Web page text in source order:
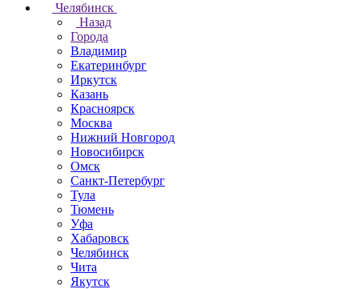
Челябинск
Назад
Города
Владимир
Екатеринбург
Иркутск
Казань
Красноярск
Москва
Нижний Новгород
Новосибирск
Омск
Санкт-Петербург
Тула
Тюмень
Уфа
Хабаровск
Челябинск
Чита
Якутск